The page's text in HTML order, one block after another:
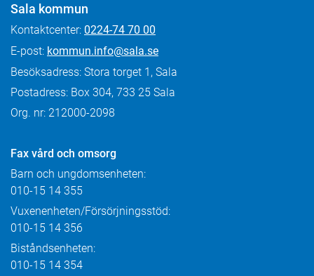
Sala kommun
Kontaktcenter: 0224-74 70 00
E-post: kommun.info@sala.se
Besöksadress: Stora torget 1, Sala
Postadress: Box 304, 733 25 Sala
Org. nr: 212000-2098
Fax vård och omsorg
Barn och ungdomsenheten:
010-15 14 355
Vuxenenheten/Försörjningsstöd:
010-15 14 356
Biståndsenheten:
010-15 14 354